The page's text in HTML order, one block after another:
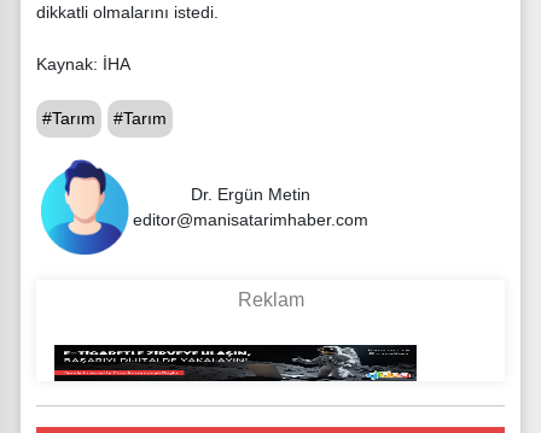
dikkatli olmalarını istedi.
Kaynak: İHA
#Tarım #Tarım
Dr. Ergün Metin
editor@manisatarimhaber.com